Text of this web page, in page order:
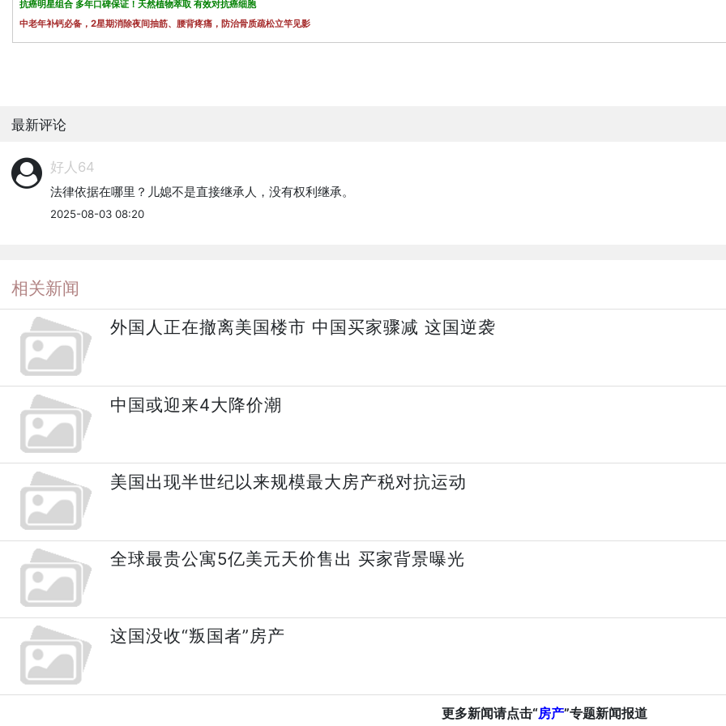
抗癌明星组合 多年口碑保证！天然植物萃取 有效对抗癌细胞
中老年补钙必备，2星期消除夜间抽筋、腰背疼痛，防治骨质疏松立竿见影
最新评论
好人64
法律依据在哪里？儿媳不是直接继承人，没有权利继承。
2025-08-03 08:20
相关新闻
外国人正在撤离美国楼市 中国买家骤减 这国逆袭
中国或迎来4大降价潮
美国出现半世纪以来规模最大房产税对抗运动
全球最贵公寓5亿美元天价售出 买家背景曝光
这国没收“叛国者”房产
更多新闻请点击“房产”专题新闻报道